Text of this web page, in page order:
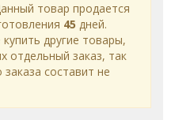
товар продается
45 дней.
другие товары,
отдельный заказ, так
составит не